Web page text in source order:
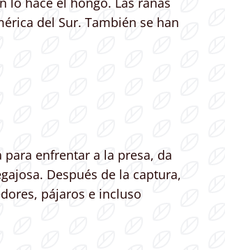
del Sur. También se han
enfrentar a la presa, da
Después de la captura,
pájaros e incluso